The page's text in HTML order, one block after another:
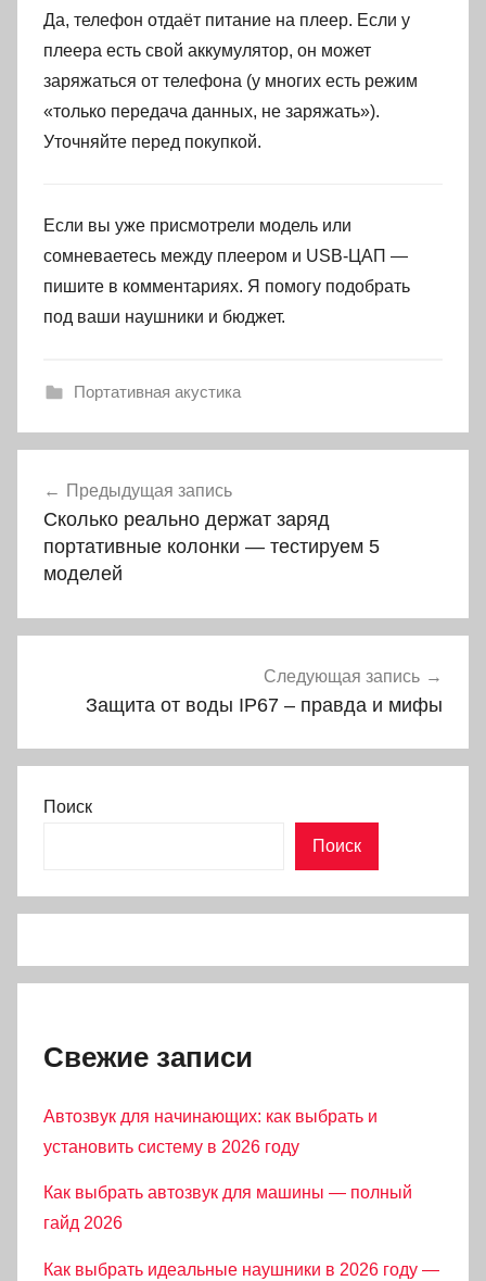
Да, телефон отдаёт питание на плеер. Если у
плеера есть свой аккумулятор, он может
заряжаться от телефона (у многих есть режим
«только передача данных, не заряжать»).
Уточняйте перед покупкой.
Если вы уже присмотрели модель или
сомневаетесь между плеером и USB-ЦАП —
пишите в комментариях. Я помогу подобрать
под ваши наушники и бюджет.
Портативная акустика
по
записям
Предыдущая запись
Сколько реально держат заряд
портативные колонки — тестируем 5
моделей
Следующая запись
Защита от воды IP67 – правда и мифы
Поиск
Поиск
Свежие записи
Автозвук для начинающих: как выбрать и
установить систему в 2026 году
Как выбрать автозвук для машины — полный
гайд 2026
Как выбрать идеальные наушники в 2026 году —